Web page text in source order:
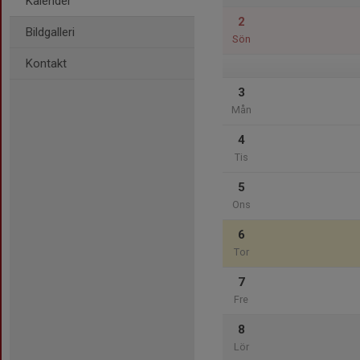
Bildgalleri
Kontakt
2
Sön
3
Mån
4
Tis
5
Ons
6
Tor
7
Fre
8
Lör